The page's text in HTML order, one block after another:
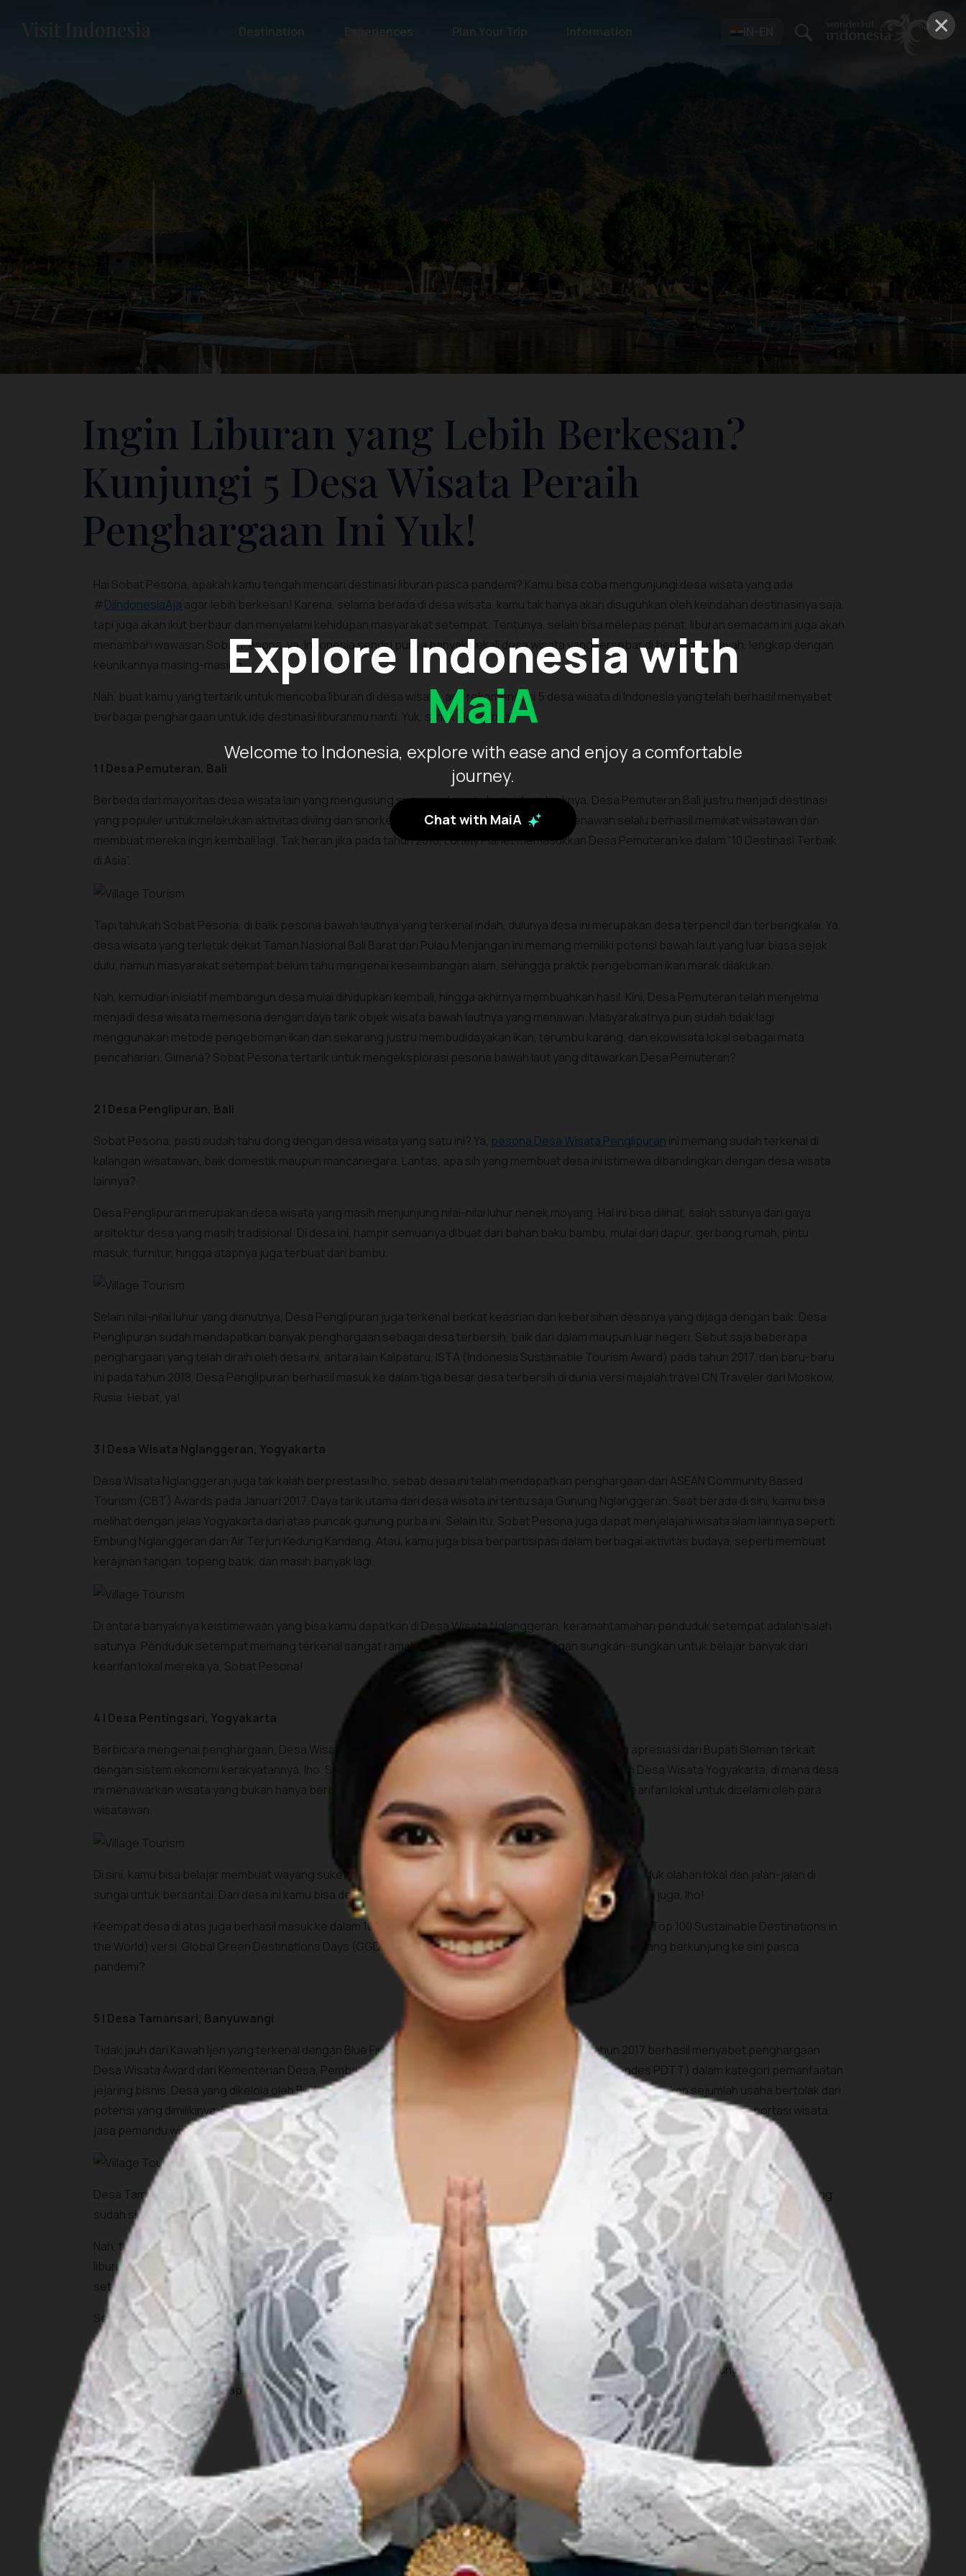
×
Explore Indonesia with
MaiA
Welcome to Indonesia, explore with ease and enjoy a comfortable
journey.
Chat with MaiA
Destination Experiences Plan Your Trip Information IN-EN
Ingin Liburan yang Lebih Berkesan?
Kunjungi 5 Desa Wisata Peraih
Penghargaan Ini Yuk!
Hai Sobat Pesona, apakah kamu tengah mencari destinasi liburan pasca pandemi? Kamu bisa coba mengunjungi desa wisata yang ada
#DiIndonesiaAja agar lebih berkesan! Karena, selama berada di desa wisata, kamu tak hanya akan disuguhkan oleh keindahan destinasinya saja,
tapi juga akan ikut berbaur dan menyelami kehidupan masyarakat setempat. Tentunya, selain bisa melepas penat, liburan semacam ini juga akan
menambah wawasan Sobat Pesona, ya. Indonesia sendiri punya banyak sekali desa wisata yang tersebar di berbagai wilayah, lengkap dengan
keunikannya masing-masing.
Nah, buat kamu yang tertarik untuk mencoba liburan di desa wisata, ada rekomendasi 5 desa wisata di Indonesia yang telah berhasil menyabet
berbagai penghargaan untuk ide destinasi liburanmu nanti. Yuk, simak ulasannya!
1 | Desa Pemuteran, Bali
Berbeda dari mayoritas desa wisata lain yang mengusung suasana desa sebagai daya tariknya, Desa Pemuteran Bali justru menjadi destinasi
yang populer untuk melakukan aktivitas diving dan snorkeling. Pesona bawah lautnya yang menawan selalu berhasil memikat wisatawan dan
membuat mereka ingin kembali lagi. Tak heran jika pada tahun 2018, Lonely Planet memasukkan Desa Pemuteran ke dalam “10 Destinasi Terbaik
di Asia”.
Tapi tahukah Sobat Pesona, di balik pesona bawah lautnya yang terkenal indah, dulunya desa ini merupakan desa terpencil dan terbengkalai. Ya,
desa wisata yang terletak dekat Taman Nasional Bali Barat dan Pulau Menjangan ini memang memiliki potensi bawah laut yang luar biasa sejak
dulu, namun masyarakat setempat belum tahu mengenai keseimbangan alam, sehingga praktik pengeboman ikan marak dilakukan.
Nah, kemudian inisiatif membangun desa mulai dihidupkan kembali, hingga akhirnya membuahkan hasil. Kini, Desa Pemuteran telah menjelma
menjadi desa wisata memesona dengan daya tarik objek wisata bawah lautnya yang menawan. Masyarakatnya pun sudah tidak lagi
menggunakan metode pengeboman ikan dan sekarang justru membudidayakan ikan, terumbu karang, dan ekowisata lokal sebagai mata
pencaharian. Gimana? Sobat Pesona tertarik untuk mengeksplorasi pesona bawah laut yang ditawarkan Desa Pemuteran?
2 | Desa Penglipuran, Bali
Sobat Pesona, pasti sudah tahu dong dengan desa wisata yang satu ini? Ya, pesona Desa Wisata Penglipuran ini memang sudah terkenal di
kalangan wisatawan, baik domestik maupun mancanegara. Lantas, apa sih yang membuat desa ini istimewa dibandingkan dengan desa wisata
lainnya?
Desa Penglipuran merupakan desa wisata yang masih menjunjung nilai-nilai luhur nenek moyang. Hal ini bisa dilihat, salah satunya dari gaya
arsitektur desa yang masih tradisional. Di desa ini, hampir semuanya dibuat dari bahan baku bambu, mulai dari dapur, gerbang rumah, pintu
masuk, furnitur, hingga atapnya juga terbuat dari bambu.
Selain nilai-nilai luhur yang dianutnya, Desa Penglipuran juga terkenal berkat keasrian dan kebersihan desanya yang dijaga dengan baik. Desa
Penglipuran sudah mendapatkan banyak penghargaan sebagai desa terbersih, baik dari dalam maupun luar negeri. Sebut saja beberapa
penghargaan yang telah diraih oleh desa ini, antara lain Kalpataru, ISTA (Indonesia Sustainable Tourism Award) pada tahun 2017, dan baru-baru
ini pada tahun 2018, Desa Penglipuran berhasil masuk ke dalam tiga besar desa terbersih di dunia versi majalah travel CN Traveler dari Moskow,
Rusia. Hebat, ya!
3 | Desa Wisata Nglanggeran, Yogyakarta
Desa Wisata Nglanggeran juga tak kalah berprestasi lho, sebab desa ini telah mendapatkan penghargaan dari ASEAN Community Based
Tourism (CBT) Awards pada Januari 2017. Daya tarik utama dari desa wisata ini tentu saja Gunung Nglanggeran. Saat berada di sini, kamu bisa
melihat dengan jelas Yogyakarta dari atas puncak gunung purba ini. Selain itu, Sobat Pesona juga dapat menjelajahi wisata alam lainnya seperti
Embung Nglanggeran dan Air Terjun Kedung Kandang. Atau, kamu juga bisa berpartisipasi dalam berbagai aktivitas budaya, seperti membuat
kerajinan tangan, topeng batik, dan masih banyak lagi.
Di antara banyaknya keistimewaan yang bisa kamu dapatkan di Desa Wisata Nglanggeran, keramahtamahan penduduk setempat adalah salah
satunya. Penduduk setempat memang terkenal sangat ramah kepada wisatawan, jadi jangan sungkan-sungkan untuk belajar banyak dari
kearifan lokal mereka ya, Sobat Pesona!
4 | Desa Pentingsari, Yogyakarta
Berbicara mengenai penghargaan, Desa Wisata Pentingsari baru-baru ini mendapat penghargaan dan apresiasi dari Bupati Sleman terkait
dengan sistem ekonomi kerakyatannya, lho. Sejak tahun 2008, Pentingsari menjadi proyek percontohan Desa Wisata Yogyakarta, di mana desa
ini menawarkan wisata yang bukan hanya berbasis alam saja, namun juga budaya tradisional, seni, dan kearifan lokal untuk diselami oleh para
wisatawan.
Di sini, kamu bisa belajar membuat wayang suket, menari Jawa, main gamelan, menjalin janur, mencicipi produk olahan lokal dan jalan-jalan di
sungai untuk bersantai. Dari desa ini kamu bisa dengan mudah mengikuti tur jeep di kawasan Gunung Merapi juga, lho!
Keempat desa di atas juga berhasil masuk ke dalam 100 Destinasi Wisata Berkelanjutan Terbaik Dunia (The Top 100 Sustainable Destinations in
the World) versi Global Green Destinations Days (GGDD) 2019. Sobat Pesona semakin yakin kan untuk datang berkunjung ke sini pasca
pandemi?
5 | Desa Tamansari, Banyuwangi
Tidak jauh dari Kawah Ijen yang terkenal dengan Blue Fire-nya, terletak sebuah desa yang pada tahun 2017 berhasil menyabet penghargaan
Desa Wisata Award dari Kementerian Desa, Pembangunan Daerah Tertinggal dan Transmigrasi (Kemendes PDTT) dalam kategori pemanfaatan
jejaring bisnis. Desa yang dikelola oleh Badan Usaha Milik Desa (BUMDes) ini dinilai telah berhasil mengembangkan sejumlah usaha bertolak dari
potensi yang dimilikinya. Sebut saja beberapa usaha yang diberdayakan oleh desa ini di antaranya usaha pertanian madu, transportasi wisata,
jasa pemandu wisata, dan beberapa jenis UKM lainnya.
Desa Tamansari juga terkenal sebagai penghasil karet, cengkeh, biji kopi, dan coklat, serta susu sapi. Jadi, siapa di antara Sobat Pesona yang
sudah siap untuk berwisata dan menambah wawasan di Desa Tamansari?
Nah, terbukti kan Sobat Pesona, dengan mengunjungi desa wisata, liburan kamu akan jadi lebih berkesan dan penuh makna. Sebab, selama
liburan, kamu tak hanya akan dimanjakan dengan keasrian alamnya saja, tapi juga ikut larut dalam aktivitas yang dilakukan oleh masyarakat
setempat dan belajar hal-hal baru.
Sebelum memilih desa wisata yang akan dituju, jangan lupa gunakan fitur
Rencana Perjalanan yang ada di websiteIndonesia.travel
untuk
menyusun itinerary yang paling sesuai dengan gaya petualangan Anda agar momen kunjungan Anda lebih seru dan tak terlupakan.
Anda juga bisa memanfaatkan fiturMaiAyang siap menemani dan merekomendasikan berbagai aktivitas selama berkunjung ke desa wisata
pilihan Anda. Jadi, sudah siap untuk bertualang menikmati suasana pedesaan? Coba fiturnya sekarang!
INSIGHT
Travel Ideas